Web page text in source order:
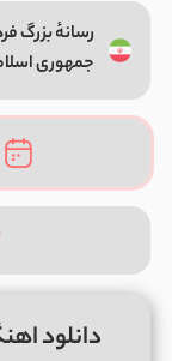
رسانهٔ بزرگ
جمهوری
دانلود